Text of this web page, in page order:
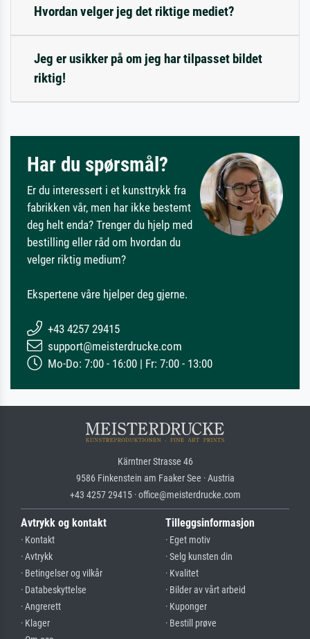
Hvordan velger jeg det riktige mediet?
Jeg er usikker på om jeg har tilpasset bildet
riktig!
Har du spørsmål?
Er du interessert i et kunsttrykk fra
fabrikken vår, men har ikke bestemt
deg helt enda? Trenger du hjelp med
bestilling eller råd om hvordan du
velger riktig medium?
Ekspertene våre hjelper deg gjerne.
+43 4257 29415
support@meisterdrucke.com
Mo-Do: 7:00 - 16:00 | Fr: 7:00 - 13:00
Kärntner Strasse 46
9586 Finkenstein am Faaker See · Austria
+43 4257 29415 · office@meisterdrucke.com
Avtrykk og kontakt
· Kontakt
· Avtrykk
· Betingelser og vilkår
· Databeskyttelse
· Angrerett
· Klager
Tilleggsinformasjon
· Eget motiv
· Selg kunsten din
· Kvalitet
· Bilder av vårt arbeid
· Kuponger
· Bestill prøve